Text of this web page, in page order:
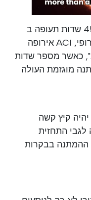
מדאיג בהתייעצות שנערכה עם 45 שדות תעופה ב
-20 מדינות חברות באיחוד האירופי, ACI אירופה
כאשר מספר שדות
מוגזמת העולה
קיץ קשה
לגבי התחזית
ההמתנה בבקרות